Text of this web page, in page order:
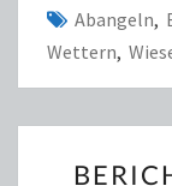
Abangeln,
Wettern,